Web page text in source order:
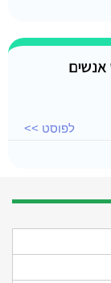
אנשים
לפוסט >>